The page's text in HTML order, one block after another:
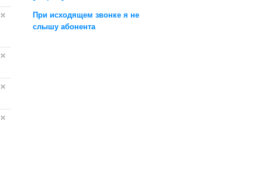
При исходящем звонке я не
слышу абонента